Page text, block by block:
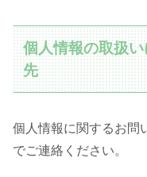
個人情報の取扱
先
個人情報に関するお問
でご連絡ください。